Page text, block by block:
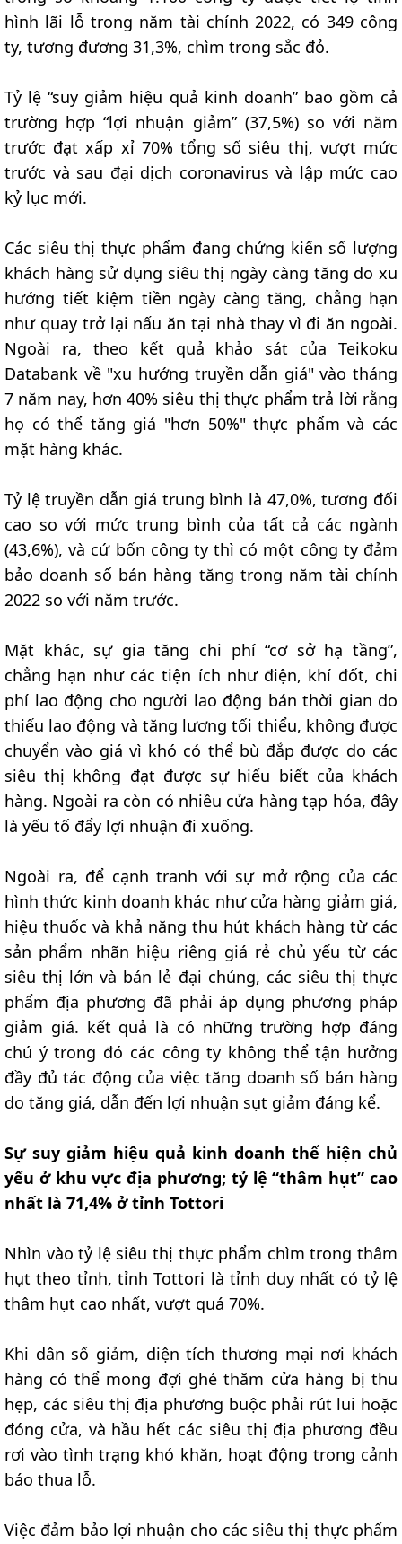
hình lãi lỗ trong năm tài chính 2022, có 349 công
ty, tương đương 31,3%, chìm trong sắc đỏ.
Tỷ lệ “suy giảm hiệu quả kinh doanh” bao gồm cả
trường hợp “lợi nhuận giảm” (37,5%) so với năm
trước đạt xấp xỉ 70% tổng số siêu thị, vượt mức
trước và sau đại dịch coronavirus và lập mức cao
kỷ lục mới.
Các siêu thị thực phẩm đang chứng kiến số lượng
khách hàng sử dụng siêu thị ngày càng tăng do xu
hướng tiết kiệm tiền ngày càng tăng, chẳng hạn
như quay trở lại nấu ăn tại nhà thay vì đi ăn ngoài.
Ngoài ra, theo kết quả khảo sát của Teikoku
Databank về "xu hướng truyền dẫn giá" vào tháng
7 năm nay, hơn 40% siêu thị thực phẩm trả lời rằng
họ có thể tăng giá "hơn 50%" thực phẩm và các
mặt hàng khác.
Tỷ lệ truyền dẫn giá trung bình là 47,0%, tương đối
cao so với mức trung bình của tất cả các ngành
(43,6%), và cứ bốn công ty thì có một công ty đảm
bảo doanh số bán hàng tăng trong năm tài chính
2022 so với năm trước.
Mặt khác, sự gia tăng chi phí “cơ sở hạ tầng”,
chẳng hạn như các tiện ích như điện, khí đốt, chi
phí lao động cho người lao động bán thời gian do
thiếu lao động và tăng lương tối thiểu, không được
chuyển vào giá vì khó có thể bù đắp được do các
siêu thị không đạt được sự hiểu biết của khách
hàng. Ngoài ra còn có nhiều cửa hàng tạp hóa, đây
là yếu tố đẩy lợi nhuận đi xuống.
Ngoài ra, để cạnh tranh với sự mở rộng của các
hình thức kinh doanh khác như cửa hàng giảm giá,
hiệu thuốc và khả năng thu hút khách hàng từ các
sản phẩm nhãn hiệu riêng giá rẻ chủ yếu từ các
siêu thị lớn và bán lẻ đại chúng, các siêu thị thực
phẩm địa phương đã phải áp dụng phương pháp
giảm giá. kết quả là có những trường hợp đáng
chú ý trong đó các công ty không thể tận hưởng
đầy đủ tác động của việc tăng doanh số bán hàng
do tăng giá, dẫn đến lợi nhuận sụt giảm đáng kể.
Sự suy giảm hiệu quả kinh doanh thể hiện chủ
yếu ở khu vực địa phương; tỷ lệ “thâm hụt” cao
nhất là 71,4% ở tỉnh Tottori
Nhìn vào tỷ lệ siêu thị thực phẩm chìm trong thâm
hụt theo tỉnh, tỉnh Tottori là tỉnh duy nhất có tỷ lệ
thâm hụt cao nhất, vượt quá 70%.
Khi dân số giảm, diện tích thương mại nơi khách
hàng có thể mong đợi ghé thăm cửa hàng bị thu
hẹp, các siêu thị địa phương buộc phải rút lui hoặc
đóng cửa, và hầu hết các siêu thị địa phương đều
rơi vào tình trạng khó khăn, hoạt động trong cảnh
báo thua lỗ.
Việc đảm bảo lợi nhuận cho các siêu thị thực phẩm